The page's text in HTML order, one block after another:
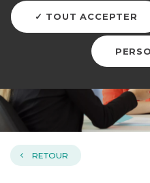
protection
RETOUR
TOUT ACCEPTER